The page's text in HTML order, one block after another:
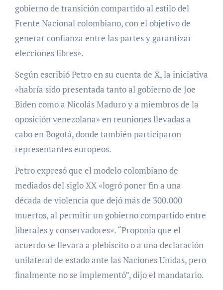
gobierno de transición compartido al estilo del
Frente Nacional colombiano, con el objetivo de
generar confianza entre las partes y garantizar
elecciones libres».
Según escribió Petro en su cuenta de X, la iniciativa
«habría sido presentada tanto al gobierno de Joe
Biden como a Nicolás Maduro y a miembros de la
oposición venezolana» en reuniones llevadas a
cabo en Bogotá, donde también participaron
representantes europeos.
Petro expresó que el modelo colombiano de
mediados del siglo XX «logró poner fin a una
década de violencia que dejó más de 300.000
muertos, al permitir un gobierno compartido entre
liberales y conservadores». “Proponía que el
acuerdo se llevara a plebiscito o a una declaración
unilateral de estado ante las Naciones Unidas, pero
finalmente no se implementó”, dijo el mandatario.